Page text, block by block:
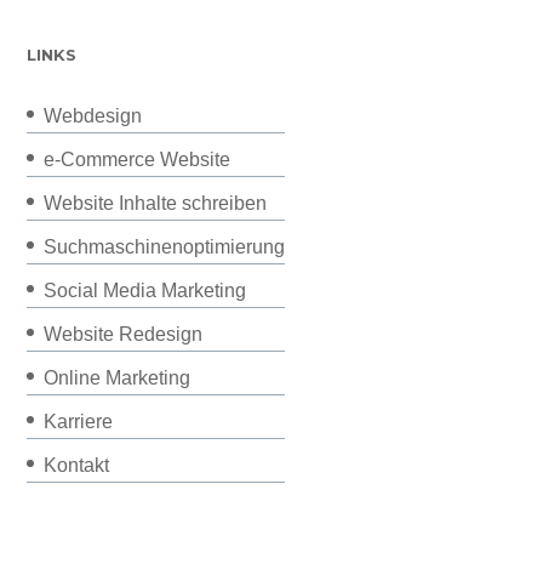
LINKS
Webdesign
e-Commerce Website
Website Inhalte schreiben
Suchmaschinenoptimierung
Social Media Marketing
Website Redesign
Online Marketing
Karriere
Kontakt